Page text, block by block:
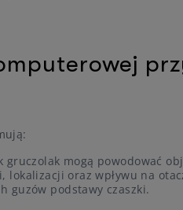
mogą powodować
lokalizacji oraz wpływu na
guzów podstawy czaszki.